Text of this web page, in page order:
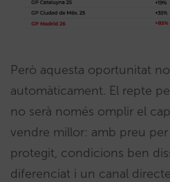
Però aquesta oportunitat
automàticament. El repte
no serà només omplir el
vendre millor: amb preu per
protegit, condicions ben
diferenciat i un canal